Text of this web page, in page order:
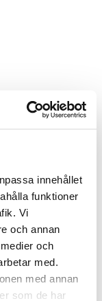
innehållet
funktioner
Vi
och annan
och
med.
med annan
som de har
Dysthe